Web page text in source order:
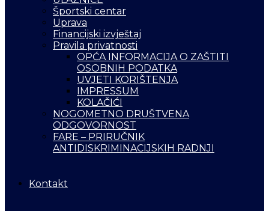
Športski centar
Uprava
Financijski izvještaj
Pravila privatnosti
OPĆA INFORMACIJA O ZAŠTITI
OSOBNIH PODATKA
UVJETI KORIŠTENJA
IMPRESSUM
KOLAČIĆI
NOGOMETNO DRUŠTVENA
ODGOVORNOST
FARE – PRIRUČNIK
ANTIDISKRIMINACIJSKIH RADNJI
Kontakt